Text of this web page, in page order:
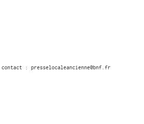
contact : presselocaleancienne@bnf.fr